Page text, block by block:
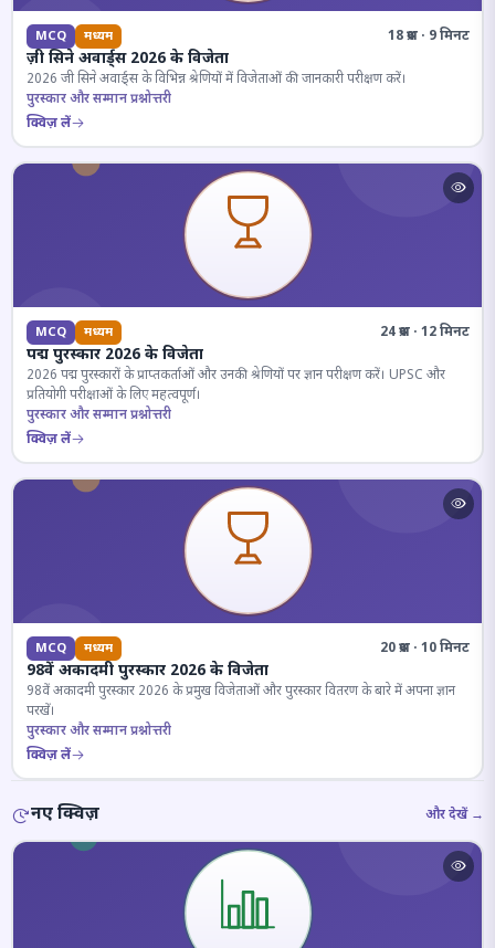
MCQ मध्यम 18 प्रश्न · 9 मिनट
ज़ी सिने अवार्ड्स 2026 के विजेता
2026 जी सिने अवार्ड्स के विभिन्न श्रेणियों में विजेताओं की जानकारी परीक्षण करें।
पुरस्कार और सम्मान प्रश्नोत्तरी
क्विज़ लें
MCQ मध्यम 24 प्रश्न · 12 मिनट
पद्म पुरस्कार 2026 के विजेता
2026 पद्म पुरस्कारों के प्राप्तकर्ताओं और उनकी श्रेणियों पर ज्ञान परीक्षण करें। UPSC और
प्रतियोगी परीक्षाओं के लिए महत्वपूर्ण।
पुरस्कार और सम्मान प्रश्नोत्तरी
क्विज़ लें
MCQ मध्यम 20 प्रश्न · 10 मिनट
98वें अकादमी पुरस्कार 2026 के विजेता
98वें अकादमी पुरस्कार 2026 के प्रमुख विजेताओं और पुरस्कार वितरण के बारे में अपना ज्ञान
परखें।
पुरस्कार और सम्मान प्रश्नोत्तरी
क्विज़ लें
नए क्विज़ और देखें →